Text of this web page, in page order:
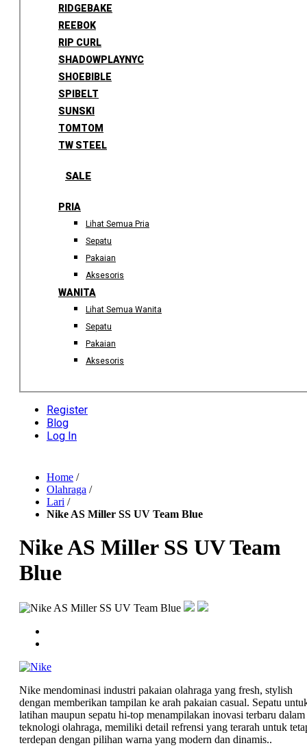
RIDGEBAKE
REEBOK
RIP CURL
SHADOWPLAYNYC
SHOEBIBLE
SPIBELT
SUNSKI
TOMTOM
TW STEEL
SALE
PRIA
Lihat Semua Pria
Sepatu
Pakaian
Aksesoris
WANITA
Lihat Semua Wanita
Sepatu
Pakaian
Aksesoris
Register
Blog
Log In
Home /
Olahraga /
Lari /
Nike AS Miller SS UV Team Blue
Nike AS Miller SS UV Team
Blue
Nike mendominasi industri pakaian olahraga yang fresh, stylish
dengan memberikan tampilan ke arah pakaian casual. Sepatu
latihan maupun sepatu hi-top menampilakan inovasi terbaru dalam
teknologi olahraga, memiliki detail refrensi yang terarah untuk
terdepan dengan pilihan warna yang modern dan dinamis..